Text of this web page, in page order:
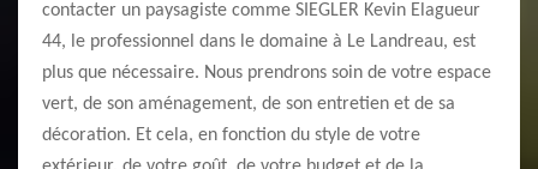
contacter un paysagiste comme SIEGLER Kevin Elagueur
44, le professionnel dans le domaine à Le Landreau, est
plus que nécessaire. Nous prendrons soin de votre espace
vert, de son aménagement, de son entretien et de sa
décoration. Et cela, en fonction du style de votre